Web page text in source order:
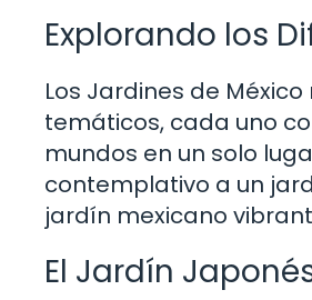
Explorando los
Los Jardines de
temáticos, cada uno
mundos en un solo
contemplativo a un
jardín mexicano
El Jardín